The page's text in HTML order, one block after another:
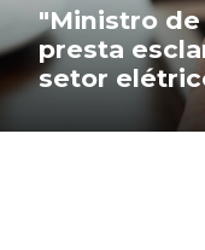
"Ministro de
presta
setor